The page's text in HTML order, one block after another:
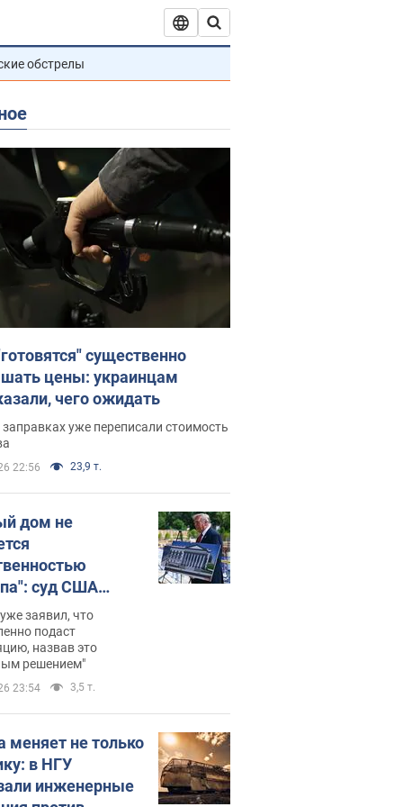
обстрелы
существенно
цены: украинцам
чего ожидать
уже переписали стоимость
22:56 23,9 т.
дом не
суд США
зала
400 млн
заявил, что
подаст
назвав это
решением"
23:54 3,5 т.
меняет не только
в НГУ
инженерные